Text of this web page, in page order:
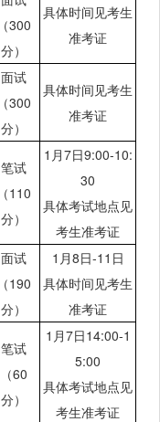
（300
分）
具体时间见考生
准考证
面试
（300
分）
具体时间见考生
准考证
笔试
（110
分）
1月7日9:00-10:
30
具体考试地点见
考生准考证
面试
（190
分）
1月8日-11日
具体时间见考生
准考证
笔试
（60
分）
1月7日14:00-1
5:00
具体考试地点见
考生准考证